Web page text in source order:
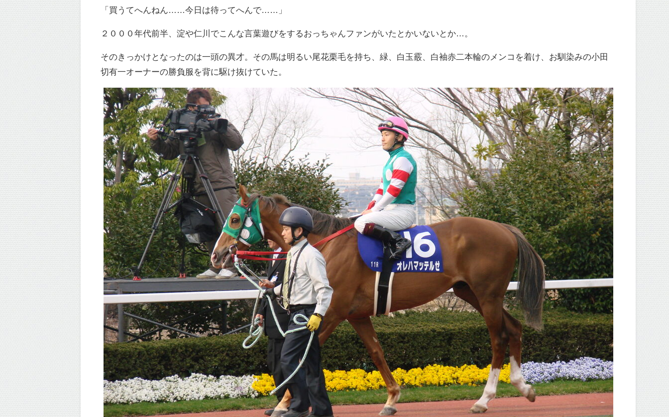
「買うてへんねん……今日は待ってへんで……」
２０００年代前半、淀や仁川でこんな言葉遊びをするおっちゃんファンがいたとかいないとか…。
そのきっかけとなったのは一頭の異才。その馬は明るい尾花栗毛を持ち、緑、白玉霰、白袖赤二本輪のメンコを着け、お馴染みの小田
切有一オーナーの勝負服を背に駆け抜けていた。